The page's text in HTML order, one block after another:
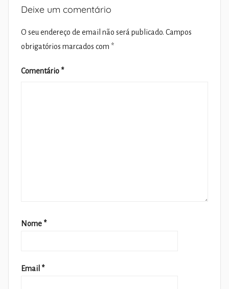
Deixe um comentário
O seu endereço de email não será publicado. Campos
obrigatórios marcados com *
Comentário *
Nome *
Email *